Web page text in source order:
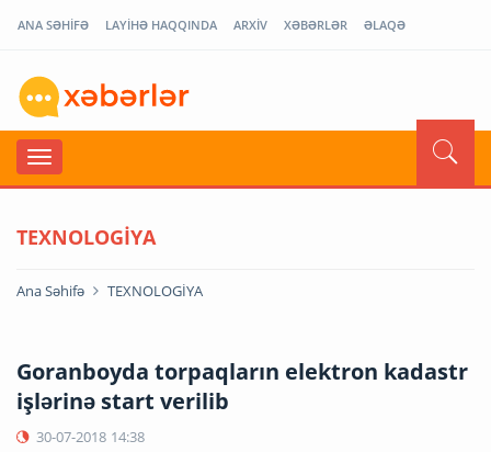
ANA SƏHİFƏ LAYİHƏ HAQQINDA ARXİV XƏBƏRLƏR ƏLAQƏ
TEXNOLOGİYA
Ana Səhifə TEXNOLOGİYA
Goranboyda torpaqların elektron kadastr
işlərinə start verilib
30-07-2018 14:38